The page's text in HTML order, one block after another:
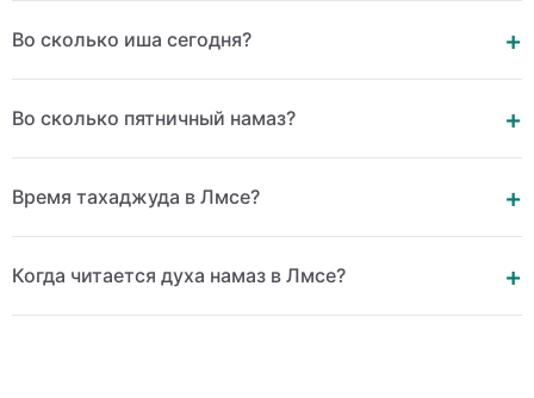
Во сколько иша сегодня?
Во сколько пятничный намаз?
Время тахаджуда в Лмсе?
Когда читается духа намаз в Лмсе?